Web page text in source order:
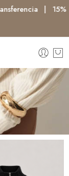
| 15% OFF